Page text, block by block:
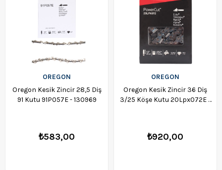
OREGON
Oregon Kesik Zincir 28,5 Diş
91 Kutu 91P057E - 130969
₺583,00
OREGON
Oregon Kesik Zincir 36 Diş
3/25 Köşe Kutu 20Lpx072E -
₺920,00